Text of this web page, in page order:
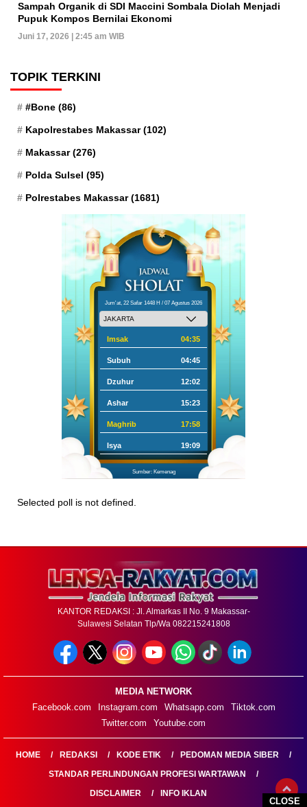
CLOSE
Sampah Organik di SDI Maccini Sombala Diolah Menjadi
Pupuk Kompos Bernilai Ekonomi
Juni 17, 2026 | 2:45 am WIB
TOPIK TERKINI
#Bone (86)
Kapolrestabes Makassar(102)
Makassar(276)
Polda Sulsel (95)
Polrestabes Makassar(1681)
Jum'at, 22 Safar 1448 H / 07 Agustus 2026
Imsak 04:35
Subuh 04:45
Dzuhur 12:02
Ashar 15:23
Maghrib 17:58
Isya 19:09
Sumber: Kemenag
Selected poll is not defined.
KANTOR REDAKSI : Jl. Almarkas II No. 9 Makassar-
Sulawesi Selatan Tlp/Wa 082215241808
MEDIA NETWORK
Facebook.com
Instagram.com Whatsapp.com
Tiktok.com
Twitter.com
Youtube.com
HOME REDAKSI KODE ETIK
PEDOMAN MEDIA SIBER
STANDAR PERLINDUNGAN PROFESI WARTAWAN
DISCLAIMER
INFO IKLAN